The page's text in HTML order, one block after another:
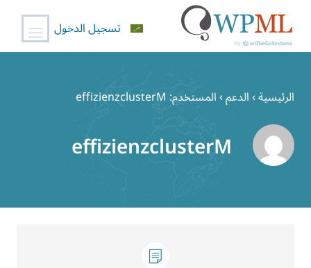
المحتوى
تسجيل الدخول
الرئيسية›الدعم›المستخدم: effizienzclusterM
effizienzclusterM